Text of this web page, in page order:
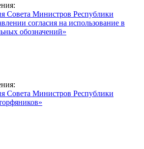
Совета Министров Республики
согласия на использование в
обозначений»
Совета Министров Республики